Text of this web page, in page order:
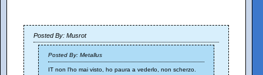
Posted By: Musrot
Posted By: Metallus
IT non l'ho mai visto, ho paura a vederlo, non scherzo.